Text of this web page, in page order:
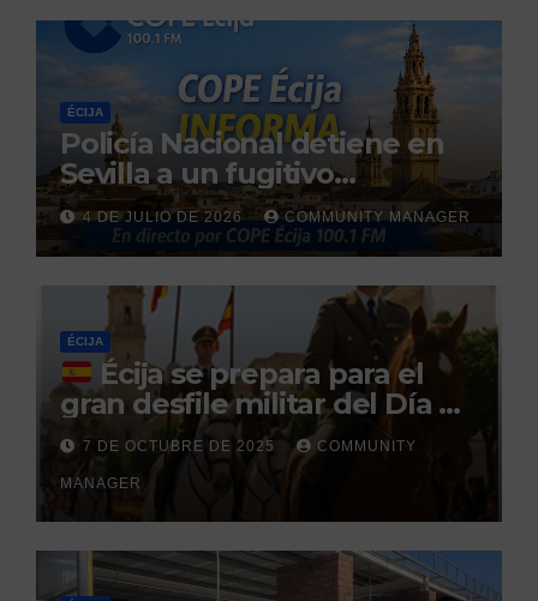
ÉCIJA
Policía Nacional detiene en
Sevilla a un fugitivo
reclamado por narcotráfico
tras no regresar a prisión
durante un permiso
penitenciario
4 DE JULIO DE 2026 COMMUNITY MANAGER
ÉCIJA
Écija se prepara para el
gran desfile militar del Día de
la Hispanidad organizado por
el Centro Militar de Cría
Caballar
7 DE OCTUBRE DE 2025 COMMUNITY
MANAGER